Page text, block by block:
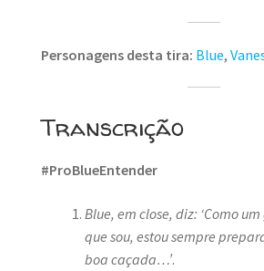
Personagens desta tira: Blue,
Transcrição
#ProBlueEntender
Blue, em close, diz: ‘Como
que sou, estou sempre
boa caçada…’.